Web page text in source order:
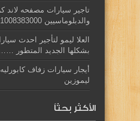
تاجير سيارات مصفحه لاند
والدبلوماسيين 01008383000
بشكلها الجديد المتطور
أيجار سيارات زفاف
ليموزين
الأكثر بحثاً